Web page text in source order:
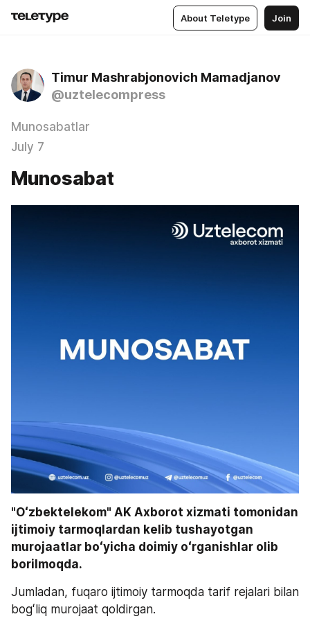
About Teletype Join
Timur Mashrabjonovich Mamadjanov
@uztelecompress
Munosabatlar
July 7
Munosabat
"Oʻzbektelekom" AK Axborot xizmati tomonidan
ijtimoiy tarmoqlardan kelib tushayotgan
murojaatlar boʻyicha doimiy oʻrganishlar olib
borilmoqda.
Jumladan, fuqaro ijtimoiy tarmoqda tarif rejalari bilan
bogʻliq murojaat qoldirgan.